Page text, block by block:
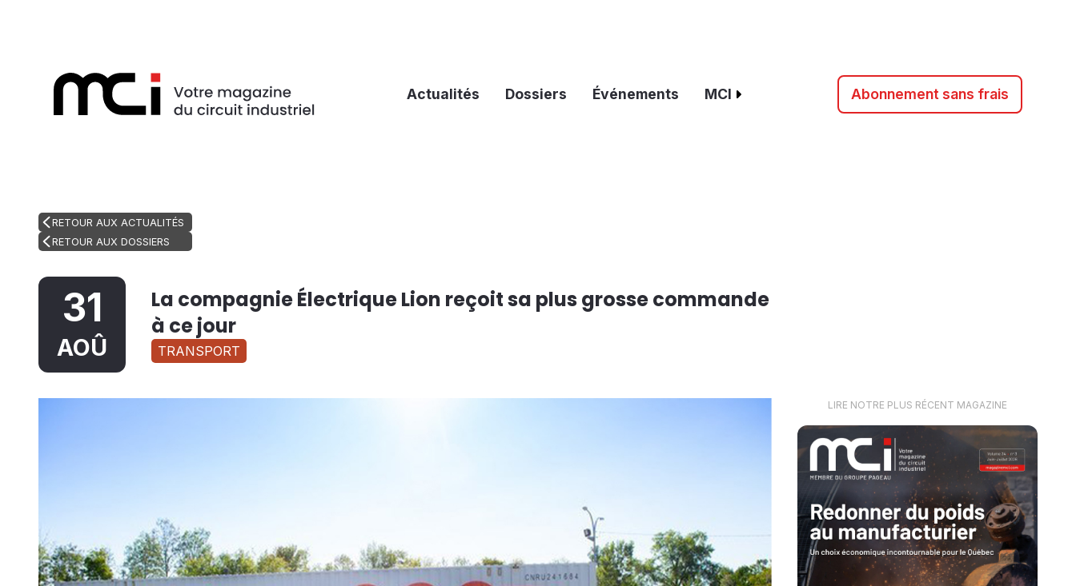
Actualités Dossiers Événements MCI Abonnement sans frais
RETOUR AUX ACTUALITÉS
RETOUR AUX DOSSIERS
31
AOÛ
La compagnie Électrique Lion reçoit sa plus grosse commande
à ce jour
TRANSPORT
LIRE NOTRE PLUS RÉCENT MAGAZINE